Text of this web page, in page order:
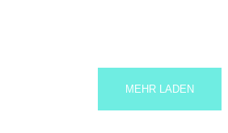
MEHR LADEN